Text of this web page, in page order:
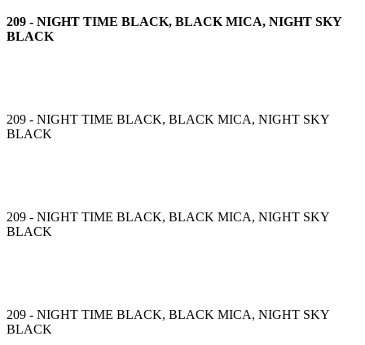
209 - NIGHT TIME BLACK, BLACK MICA, NIGHT SKY
BLACK
209 - NIGHT TIME BLACK, BLACK MICA, NIGHT SKY
BLACK
209 - NIGHT TIME BLACK, BLACK MICA, NIGHT SKY
BLACK
209 - NIGHT TIME BLACK, BLACK MICA, NIGHT SKY
BLACK